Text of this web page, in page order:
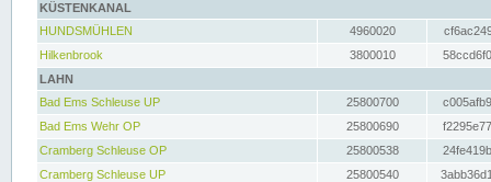
KÜSTENKANAL
HUNDSMÜHLEN
4960020
Hilkenbrook
3800010
LAHN
Bad Ems Schleuse UP
25800700
Bad Ems Wehr OP
25800690
Cramberg Schleuse OP
25800538
Cramberg Schleuse UP
25800540